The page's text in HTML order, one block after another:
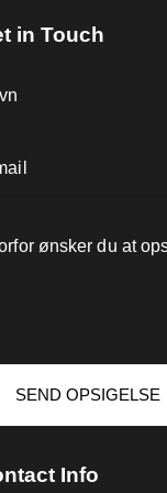
in Touch
Info